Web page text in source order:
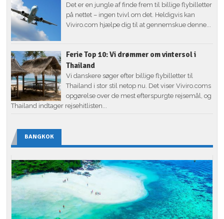
Det er en jungle af finde frem til billige flybilletter
på nettet – ingen tvivl om det. Heldigvis kan
Viviro.com hjælpe dig til at gennemskue denne...
Ferie Top 10: Vi drømmer om vintersol i
Thailand
Vi danskere søger efter billige flybilletter til
Thailand i stor stil netop nu. Det viser Viviro.coms
opgørelse over de mest efterspurgte rejsemål, og
Thailand indtager rejsehitlisten...
BANGKOK